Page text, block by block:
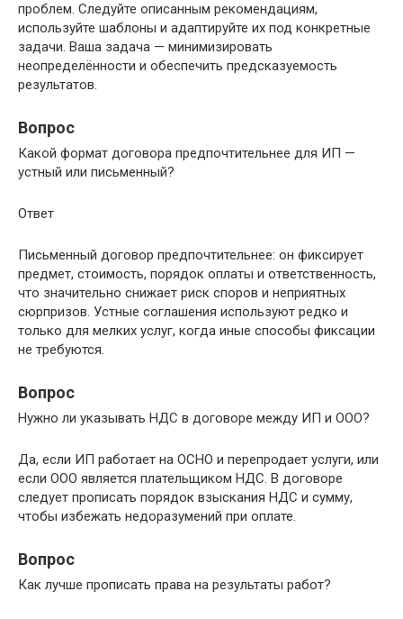
проблем. Следуйте описанным рекомендациям,
используйте шаблоны и адаптируйте их под конкретные
задачи. Ваша задача — минимизировать
неопределённости и обеспечить предсказуемость
результатов.
Вопрос
Какой формат договора предпочтительнее для ИП —
устный или письменный?
Ответ
Письменный договор предпочтительнее: он фиксирует
предмет, стоимость, порядок оплаты и ответственность,
что значительно снижает риск споров и неприятных
сюрпризов. Устные соглашения используют редко и
только для мелких услуг, когда иные способы фиксации
не требуются.
Вопрос
Нужно ли указывать НДС в договоре между ИП и ООО?
Да, если ИП работает на ОСНО и перепродает услуги, или
если ООО является плательщиком НДС. В договоре
следует прописать порядок взыскания НДС и сумму,
чтобы избежать недоразумений при оплате.
Вопрос
Как лучше прописать права на результаты работ?